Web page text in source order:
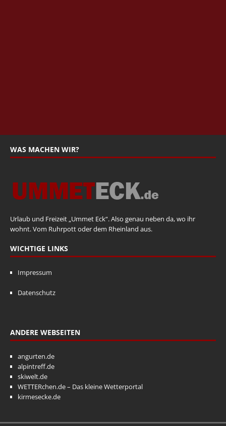
WAS MACHEN WIR?
Urlaub und Freizeit „Ummet Eck“. Also genau neben da, wo ihr
wohnt. Vom Ruhrpott oder dem Rheinland aus.
WICHTIGE LINKS
Impressum
Datenschutz
ANDERE WEBSEITEN
angurten.de
alpintreff.de
skiwelt.de
WETTERchen.de – Das kleine Wetterportal
kirmesecke.de